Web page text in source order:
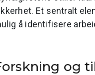
Et sentralt
å identifisere
Forskning og